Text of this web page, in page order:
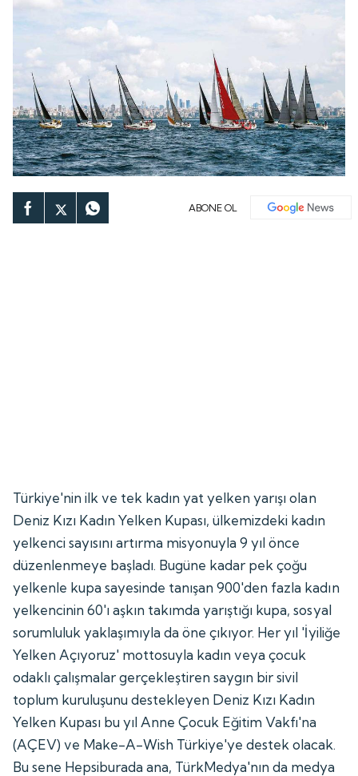
ABONE OL
Türkiye'nin ilk ve tek kadın yat yelken yarışı olan
Deniz Kızı Kadın Yelken Kupası, ülkemizdeki kadın
yelkenci sayısını artırma misyonuyla 9 yıl önce
düzenlenmeye başladı. Bugüne kadar pek çoğu
yelkenle kupa sayesinde tanışan 900'den fazla kadın
yelkencinin 60'ı aşkın takımda yarıştığı kupa, sosyal
sorumluluk yaklaşımıyla da öne çıkıyor. Her yıl 'İyiliğe
Yelken Açıyoruz' mottosuyla kadın veya çocuk
odaklı çalışmalar gerçekleştiren saygın bir sivil
toplum kuruluşunu destekleyen Deniz Kızı Kadın
Yelken Kupası bu yıl Anne Çocuk Eğitim Vakfı'na
(AÇEV) ve Make-A-Wish Türkiye'ye destek olacak.
Bu sene Hepsiburada ana, TürkMedya'nın da medya